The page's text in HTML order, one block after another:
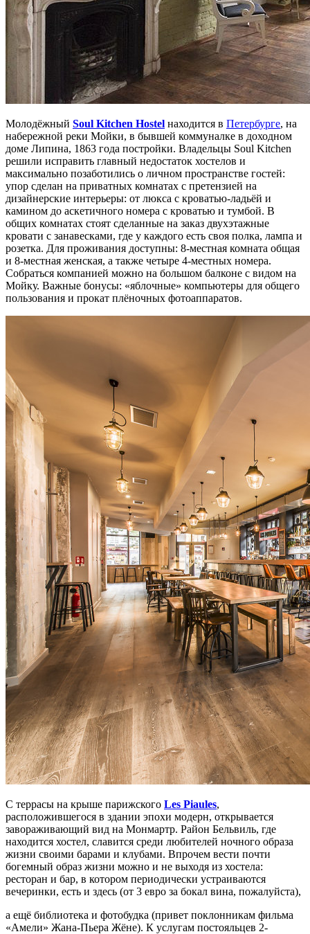
Молодёжный Soul Kitchen Hostel находится в Петербурге, на
набережной реки Мойки, в бывшей коммуналке в доходном
доме Липина, 1863 года постройки. Владельцы Soul Kitchen
решили исправить главный недостаток хостелов и
максимально позаботились о личном пространстве гостей:
упор сделан на приватных комнатах с претензией на
дизайнерские интерьеры: от люкса с кроватью-ладьёй и
камином до аскетичного номера с кроватью и тумбой. В
общих комнатах стоят сделанные на заказ двухэтажные
кровати с занавесками, где у каждого есть своя полка, лампа и
розетка. Для проживания доступны: 8-местная комната общая
и 8-местная женская, а также четыре 4-местных номера.
Собраться компанией можно на большом балконе с видом на
Мойку. Важные бонусы: «яблочные» компьютеры для общего
пользования и прокат плёночных фотоаппаратов.
С террасы на крыше парижского Les Piaules,
расположившегося в здании эпохи модерн, открывается
завораживающий вид на Монмартр. Район Бельвиль, где
находится хостел, славится среди любителей ночного образа
жизни своими барами и клубами. Впрочем вести почти
богемный образ жизни можно и не выходя из хостела:
ресторан и бар, в котором периодически устраиваются
вечеринки, есть и здесь (от 3 евро за бокал вина, пожалуйста),
а ещё библиотека и фотобудка (привет поклонникам фильма
«Амели» Жана-Пьера Жёне). К услугам постояльцев 2-